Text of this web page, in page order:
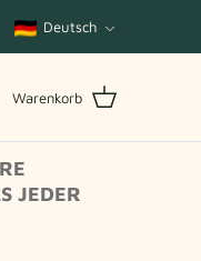
Sprache
Deutsch
Warenkorb
JEDER